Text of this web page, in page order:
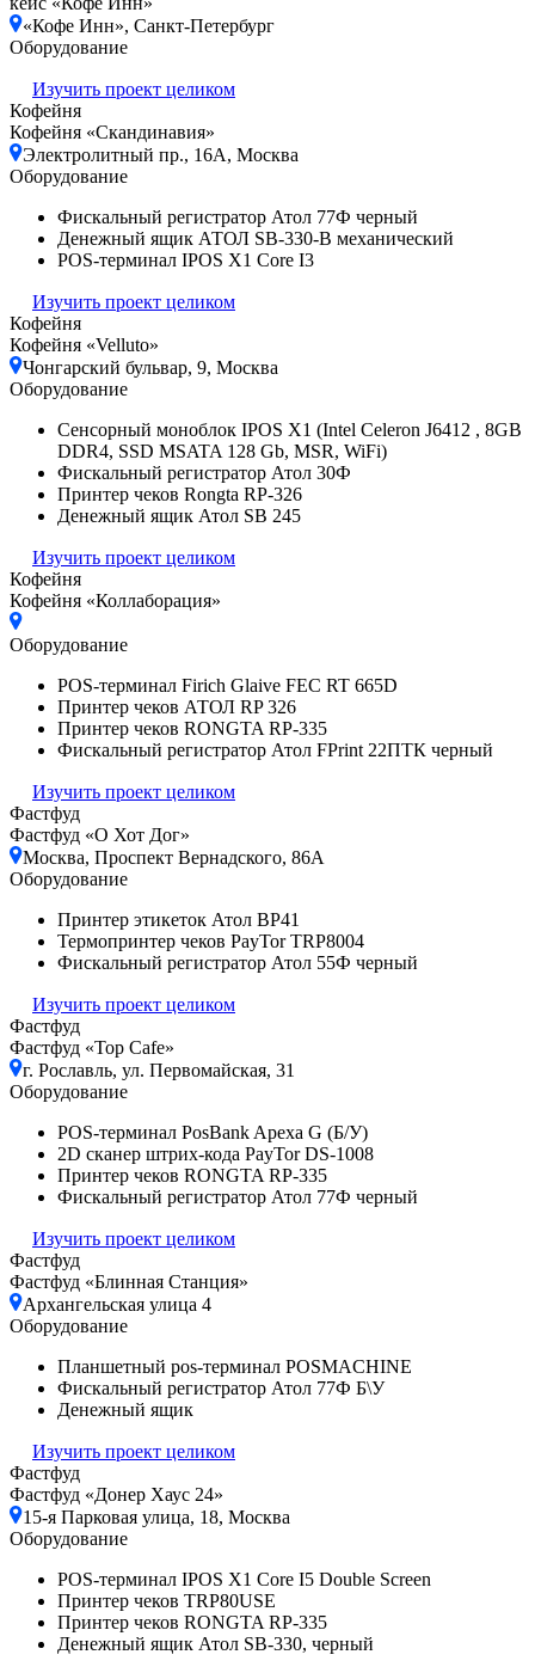
«Кофе Инн», Санкт-Петербург
Оборудование
Изучить проект целиком
Кофейня
Кофейня «Скандинавия»
Электролитный пр., 16А, Москва
Оборудование
Фискальный регистратор Атол 77Ф черный
Денежный ящик АТОЛ SB-330-B механический
POS-терминал IPOS X1 Core I3
Изучить проект целиком
Кофейня
Кофейня «Velluto»
Чонгарский бульвар, 9, Москва
Оборудование
Сенсорный моноблок IPOS X1 (Intel Celeron J6412 , 8GB
DDR4, SSD MSATA 128 Gb, MSR, WiFi)
Фискальный регистратор Атол 30Ф
Принтер чеков Rongta RP-326
Денежный ящик Атол SB 245
Изучить проект целиком
Кофейня
Кофейня «Коллаборация»
Оборудование
POS-терминал Firich Glaive FEC RT 665D
Принтер чеков АТОЛ RP 326
Принтер чеков RONGTA RP-335
Фискальный регистратор Атол FPrint 22ПТК черный
Изучить проект целиком
Фастфуд
Фастфуд «О Хот Дог»
Москва, Проспект Вернадского, 86А
Оборудование
Принтер этикеток Атол ВР41
Термопринтер чеков PayTor TRP8004
Фискальный регистратор Атол 55Ф черный
Изучить проект целиком
Фастфуд
Фастфуд «Top Cafe»
г. Рославль, ул. Первомайская, 31
Оборудование
POS-терминал PosBank Apexa G (Б/У)
2D сканер штрих-кода PayTor DS-1008
Принтер чеков RONGTA RP-335
Фискальный регистратор Атол 77Ф черный
Изучить проект целиком
Фастфуд
Фастфуд «Блинная Станция»
Архангельская улица 4
Оборудование
Планшетный pos-терминал POSMACHINE
Фискальный регистратор Атол 77Ф Б\У
Денежный ящик
Изучить проект целиком
Фастфуд
Фастфуд «Донер Хаус 24»
15-я Парковая улица, 18, Москва
Оборудование
POS-терминал IPOS X1 Core I5 Double Screen
Принтер чеков TRP80USE
Принтер чеков RONGTA RP-335
Денежный ящик Атол SB-330, черный